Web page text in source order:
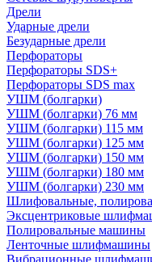
Дрели
Ударные дрели
Безударные дрели
Перфораторы
Перфораторы SDS+
Перфораторы SDS max
УШМ (болгарки)
УШМ (болгарки) 76 мм
УШМ (болгарки) 115 мм
УШМ (болгарки) 125 мм
УШМ (болгарки) 150 мм
УШМ (болгарки) 180 мм
УШМ (болгарки) 230 мм
Шлифовальные,
Эксцентриковые
Полировальные машины
Ленточные шлифмашины
Вибрационные